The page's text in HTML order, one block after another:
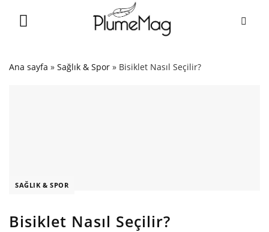
Ana sayfa » Sağlık & Spor » Bisiklet Nasıl Seçilir?
SAĞLIK & SPOR
Bisiklet Nasıl Seçilir?